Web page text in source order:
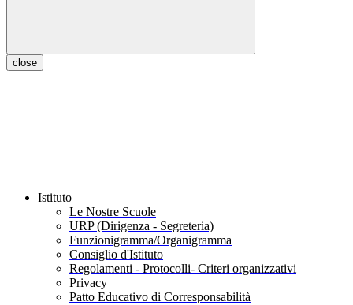
close
Istituto
Le Nostre Scuole
URP (Dirigenza - Segreteria)
Funzionigramma/Organigramma
Consiglio d'Istituto
Regolamenti - Protocolli- Criteri organizzativi
Privacy
Patto Educativo di Corresponsabilità